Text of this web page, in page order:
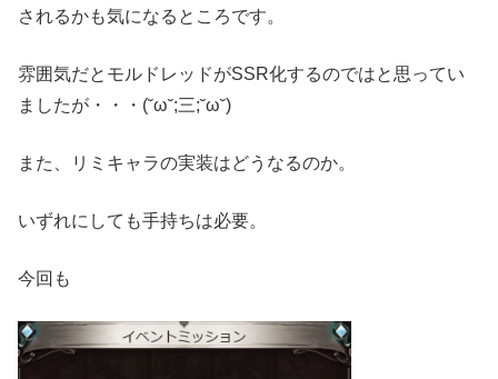
されるかも気になるところです。
雰囲気だとモルドレッドがSSR化するのではと思ってい
ましたが・・・(˘ω˘;三;˘ω˘)
また、リミキャラの実装はどうなるのか。
いずれにしても手持ちは必要。
今回も